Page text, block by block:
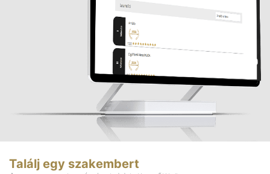
Találj egy szakembert